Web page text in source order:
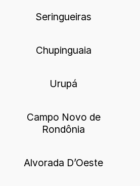
Seringueiras
Chupinguaia
Urupá
Campo Novo de
Rondônia
Alvorada D’Oeste